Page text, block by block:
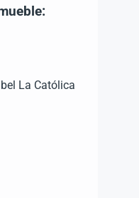
Católica